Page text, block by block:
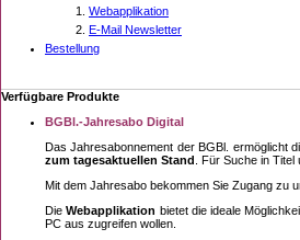
Webapplikation
E-Mail Newsletter
Bestellung
Verfügbare Produkte
BGBl.-Jahresabo Digital
Das Jahresabonnement der BGBl. ermöglicht
zum tagesaktuellen Stand . Für Suche in
Mit dem Jahresabo bekommen Sie Zugang zu
DieWebapplikation bietet die ideale
PC aus zugreifen wollen.